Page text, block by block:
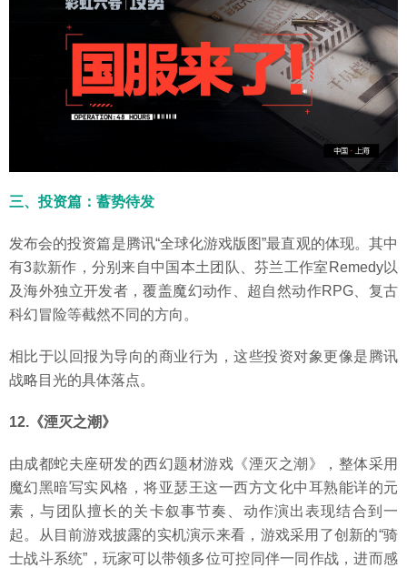
三、投资篇：蓄势待发
发布会的投资篇是腾讯“全球化游戏版图”最直观的体现。其中
有3款新作，分别来自中国本土团队、芬兰工作室Remedy以
及海外独立开发者，覆盖魔幻动作、超自然动作RPG、复古
科幻冒险等截然不同的方向。
相比于以回报为导向的商业行为，这些投资对象更像是腾讯
战略目光的具体落点。
12.《湮灭之潮》
由成都蛇夫座研发的西幻题材游戏《湮灭之潮》，整体采用
魔幻黑暗写实风格，将亚瑟王这一西方文化中耳熟能详的元
素，与团队擅长的关卡叙事节奏、动作演出表现结合到一
起。从目前游戏披露的实机演示来看，游戏采用了创新的“骑
士战斗系统”，玩家可以带领多位可控同伴一同作战，进而感